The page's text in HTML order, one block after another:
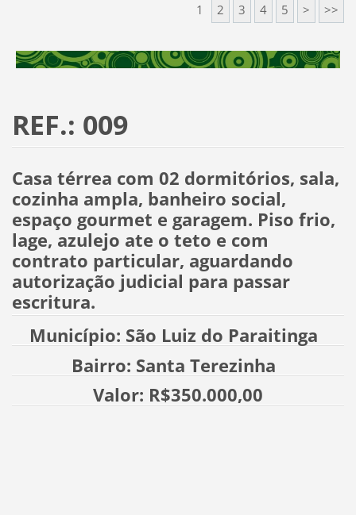
1 2 3 4 5 > >>
REF.: 009
Casa térrea com 02 dormitórios, sala,
cozinha ampla, banheiro social,
espaço gourmet e garagem. Piso frio,
lage, azulejo ate o teto e com
contrato particular, aguardando
autorização judicial para passar
escritura.
Município: São Luiz do Paraitinga
Bairro: Santa Terezinha
Valor: R$350.000,00